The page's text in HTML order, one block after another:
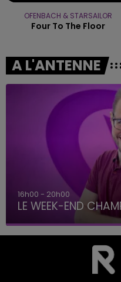
OFENBACH & STARSAILOR
Four To The Floor
A L'ANTENNE
16h00 - 20h00
LE WEEK-END